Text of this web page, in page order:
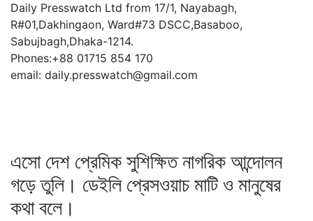
Daily Presswatch Ltd from 17/1, Nayabagh,
R#01,Dakhingaon, Ward#73 DSCC,Basaboo,
Sabujbagh,Dhaka-1214.
Phones:+88 01715 854 170
email: daily.presswatch@gmail.com
এসো দেশ প্রেমিক সুশিক্ষিত নাগরিক আন্দোলন
গড়ে তুলি। ডেইলি প্রেসওয়াচ মাটি ও মানুষের
কথা বলে।